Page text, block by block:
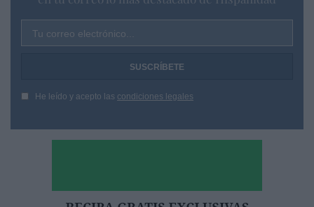
Tu correo electrónico...
He leído y acepto las condiciones legales